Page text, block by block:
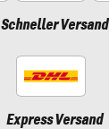
Schneller Versand
Express Versand